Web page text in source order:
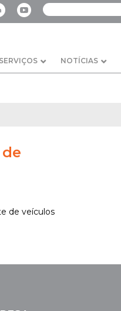
SERVIÇOS NOTÍCIAS
de veículos